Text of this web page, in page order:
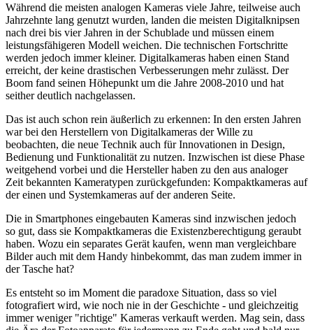
Während die meisten analogen Kameras viele Jahre, teilweise auch
Jahrzehnte lang genutzt wurden, landen die meisten Digitalknipsen
nach drei bis vier Jahren in der Schublade und müssen einem
leistungsfähigeren Modell weichen. Die technischen Fortschritte
werden jedoch immer kleiner. Digitalkameras haben einen Stand
erreicht, der keine drastischen Verbesserungen mehr zulässt. Der
Boom fand seinen Höhepunkt um die Jahre 2008-2010 und hat
seither deutlich nachgelassen.
Das ist auch schon rein äußerlich zu erkennen: In den ersten Jahren
war bei den Herstellern von Digitalkameras der Wille zu
beobachten, die neue Technik auch für Innovationen in Design,
Bedienung und Funktionalität zu nutzen. Inzwischen ist diese Phase
weitgehend vorbei und die Hersteller haben zu den aus analoger
Zeit bekannten Kameratypen zurückgefunden: Kompaktkameras auf
der einen und Systemkameras auf der anderen Seite.
Die in Smartphones eingebauten Kameras sind inzwischen jedoch
so gut, dass sie Kompaktkameras die Existenzberechtigung geraubt
haben. Wozu ein separates Gerät kaufen, wenn man vergleichbare
Bilder auch mit dem Handy hinbekommt, das man zudem immer in
der Tasche hat?
Es entsteht so im Moment die paradoxe Situation, dass so viel
fotografiert wird, wie noch nie in der Geschichte - und gleichzeitig
immer weniger "richtige" Kameras verkauft werden. Mag sein, dass